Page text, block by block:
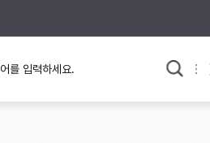
사료와 문학으로 본